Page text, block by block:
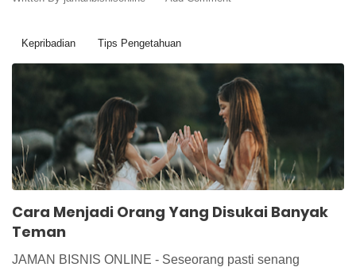
Kepribadian Tips Pengetahuan
Cara Menjadi Orang Yang Disukai Banyak
Teman
JAMAN BISNIS ONLINE - Seseorang pasti senang